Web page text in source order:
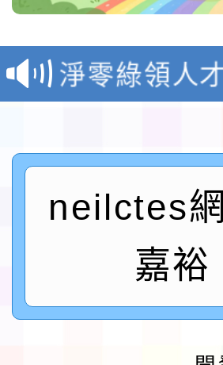
教育部校安
報
淨零綠領人
檢送桃園市
及師生本土
實施要點各1
115年食農
程
函轉國家通
鎮韌性（防
「115年金
本校115學
檢送「桃園
neilctes
嘉